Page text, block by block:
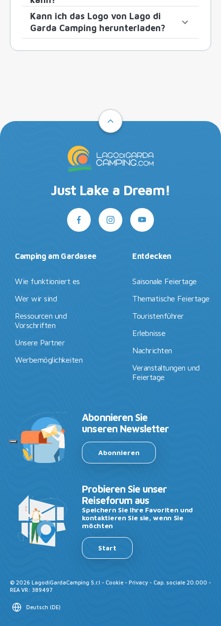
Kann ich das Logo von Lago di
Garda Camping herunterladen?
Just Lake a Dream!
Camping am Gardasee
Wie funktioniert es
Wer wir sind
Ressourcen und
Vorschriften
Unsere Partner
Werbemöglichkeiten
Entdecken
Saisonale Feiertage
Thematische Feiertage
Touristenführer
Erlebnisse
Nachrichten
Veranstaltungen und
Feiertage
Abonnieren Sie
unseren Newsletter
Abonnieren
Probieren Sie unser
Reiseforum aus
Speichern Sie Ihre Favoriten und
kontaktieren Sie sie, wenn Sie
möchten
Start
© 2026 LagodiGardaCamping S.r.l - Cookie - Privacy - Cap. sociale 20.000 -
REA VR: 389497
Deutsch (DE)